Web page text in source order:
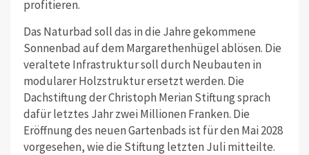
profitieren.
Das Naturbad soll das in die Jahre gekommene
Sonnenbad auf dem Margarethenhügel ablösen. Die
veraltete Infrastruktur soll durch Neubauten in
modularer Holzstruktur ersetzt werden. Die
Dachstiftung der Christoph Merian Stiftung sprach
dafür letztes Jahr zwei Millionen Franken. Die
Eröffnung des neuen Gartenbads ist für den Mai 2028
vorgesehen, wie die Stiftung letzten Juli mitteilte.